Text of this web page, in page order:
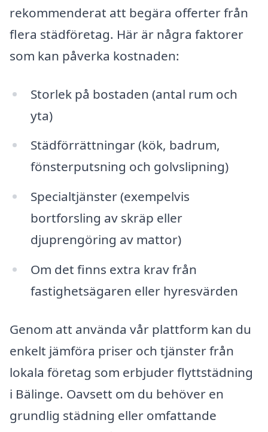
rekommenderat att begära offerter från
flera städföretag. Här är några faktorer
som kan påverka kostnaden:
Storlek på bostaden (antal rum och
yta)
Städförrättningar (kök, badrum,
fönsterputsning och golvslipning)
Specialtjänster (exempelvis
bortforsling av skräp eller
djuprengöring av mattor)
Om det finns extra krav från
fastighetsägaren eller hyresvärden
Genom att använda vår plattform kan du
enkelt jämföra priser och tjänster från
lokala företag som erbjuder flyttstädning
i Bälinge. Oavsett om du behöver en
grundlig städning eller omfattande